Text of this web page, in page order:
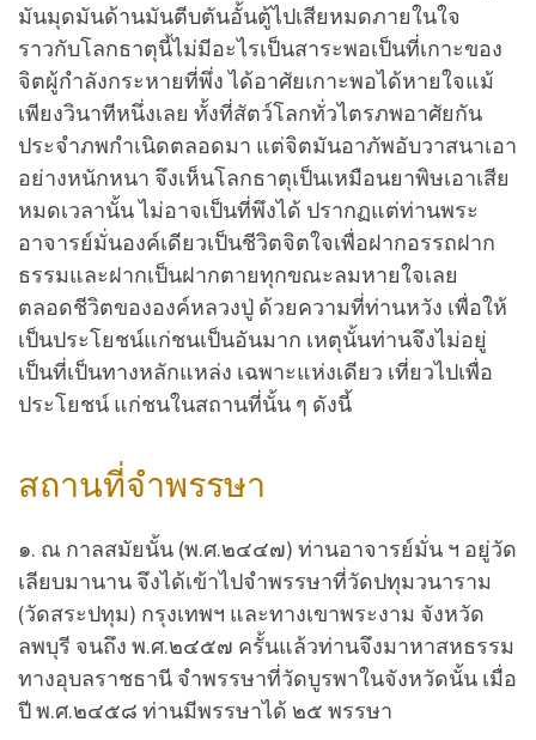
มันมุดมันด้านมันตีบตันอั้นตู้ไปเสียหมดภายในใจ
ราวกับโลกธาตุนี้ไม่มีอะไรเป็นสาระพอเป็นที่เกาะของ
จิตผู้กำลังกระหายที่พึ่ง ได้อาศัยเกาะพอได้หายใจแม้
เพียงวินาทีหนึ่งเลย ทั้งที่สัตว์โลกทั่วไตรภพอาศัยกัน
ประจำภพกำเนิดตลอดมา แต่จิตมันอาภัพอับวาสนาเอา
อย่างหนักหนา จึงเห็นโลกธาตุเป็นเหมือนยาพิษเอาเสีย
หมดเวลานั้น ไม่อาจเป็นที่พึงได้ ปรากฏแต่ท่านพระ
อาจารย์มั่นองค์เดียวเป็นชีวิตจิตใจเพื่อฝากอรรถฝาก
ธรรมและฝากเป็นฝากตายทุกขณะลมหายใจเลย
ตลอดชีวิตขององค์หลวงปู่ ด้วยความที่ท่านหวัง เพื่อให้
เป็นประโยชน์แก่ชนเป็นอันมาก เหตุนั้นท่านจึงไม่อยู่
เป็นที่เป็นทางหลักแหล่ง เฉพาะแห่งเดียว เที่ยวไปเพื่อ
ประโยชน์ แก่ชนในสถานที่นั้น ๆ ดังนี้
สถานที่จำพรรษา
๑. ณ กาลสมัยนั้น (พ.ศ.๒๔๔๗) ท่านอาจารย์มั่น ฯ อยู่วัด
เลียบมานาน จึงได้เข้าไปจำพรรษาที่วัดปทุมวนาราม
(วัดสระปทุม) กรุงเทพฯ และทางเขาพระงาม จังหวัด
ลพบุรี จนถึง พ.ศ.๒๔๕๗ ครั้นแล้วท่านจึงมาหาสหธรรม
ทางอุบลราชธานี จำพรรษาที่วัดบูรพาในจังหวัดนั้น เมื่อ
ปี พ.ศ.๒๔๕๘ ท่านมีพรรษาได้ ๒๕ พรรษา